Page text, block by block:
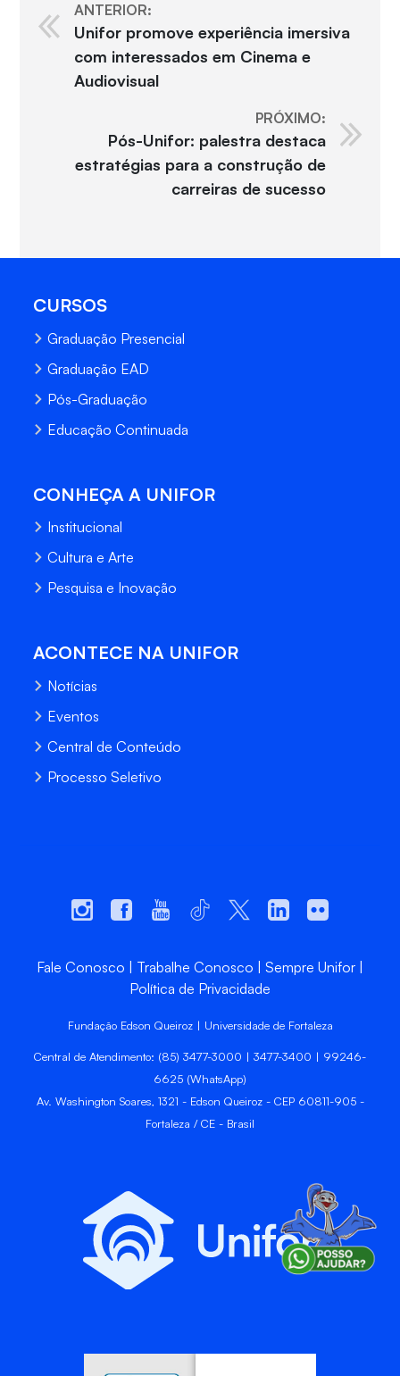
ANTERIOR:
Unifor promove experiência imersiva
com interessados em Cinema e
Audiovisual
PRÓXIMO:
Pós-Unifor: palestra destaca
estratégias para a construção de
carreiras de sucesso
CURSOS
Graduação Presencial
Graduação EAD
Pós-Graduação
Educação Continuada
CONHEÇA A UNIFOR
Institucional
Cultura e Arte
Pesquisa e Inovação
ACONTECE NA UNIFOR
Notícias
Eventos
Central de Conteúdo
Processo Seletivo
Fale Conosco Trabalhe Conosco
Sempre Unifor
Política de Privacidade
Fundação Edson Queiroz | Universidade de Fortaleza
Central de Atendimento: (85) 3477-3000 | 3477-3400 | 99246-
6625 (WhatsApp)
Av. Washington Soares, 1321 - Edson Queiroz - CEP 60811-905 -
Fortaleza / CE - Brasil